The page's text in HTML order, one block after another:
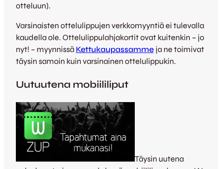
otteluun).
Varsinaisten ottelulippujen verkkomyyntiä ei tulevalla
kaudella ole. Ottelulippulahjakortit ovat kuitenkin – jo
nyt! – myynnissä Kettukaupassamme ja ne toimivat
täysin samoin kuin varsinainen ottelulippukin.
Uutuutena mobiililiput
Täysin uutena